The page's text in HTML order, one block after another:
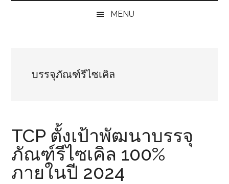
MENU
บรรจุภัณฑ์รีไซเคิล
TCP ตั้งเป้าพัฒนาบรรจุ
ภัณฑ์รีไซเคิล 100%
ภายในปี 2024